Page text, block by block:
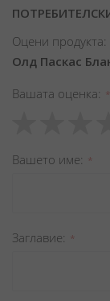
Оцени продукта:
Олд Паскас
Вашата оценка
star
stars
stars
stars
stars
Вашето име
Заглавиe